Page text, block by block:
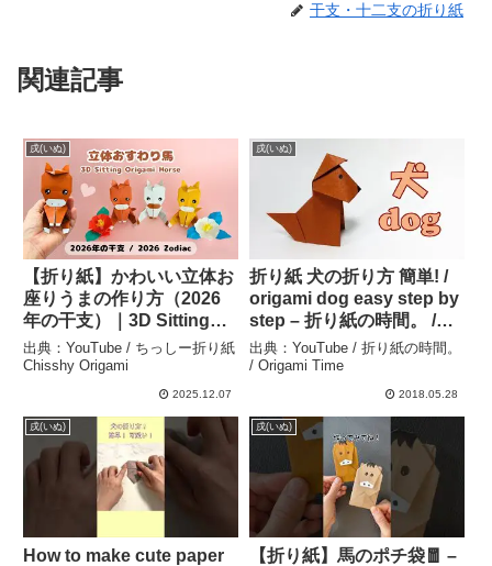
干支・十二支の折り紙
関連記事
戌(いぬ)
【折り紙】かわいい立体お
座りうまの作り方（2026
年の干支）｜3D Sitting
Origami Horse Tutorial –
Cute Decor for the 2026
Zodiac – ちっしー折り紙
出典：YouTube / ちっしー折り紙
Chisshy Origami
2025.12.07
戌(いぬ)
折り紙 犬の折り方 簡単! /
origami dog easy step by
step – 折り紙の時間。 /
Origami Time
出典：YouTube / 折り紙の時間。
/ Origami Time
2018.05.28
戌(いぬ)
How to make cute paper
戌(いぬ)
【折り紙】馬のポチ袋🧧 –